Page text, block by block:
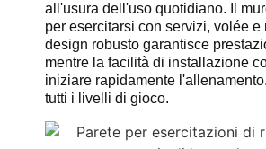
all'usura dell'uso quotidiano. Il
per esercitarsi con servizi, volée e
design robusto garantisce
mentre la facilità di installazione
iniziare rapidamente
tutti i livelli di gioco.